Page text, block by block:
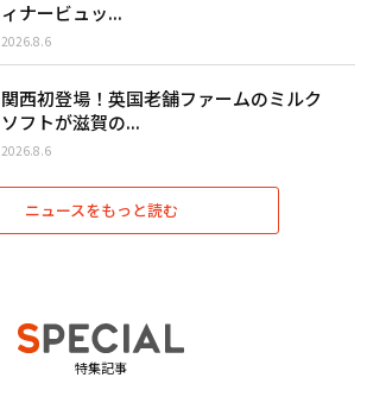
ィナービュッ...
2026.8.6
関西初登場！英国老舗ファームのミルク
ソフトが滋賀の...
2026.8.6
ニュースをもっと読む
特集記事